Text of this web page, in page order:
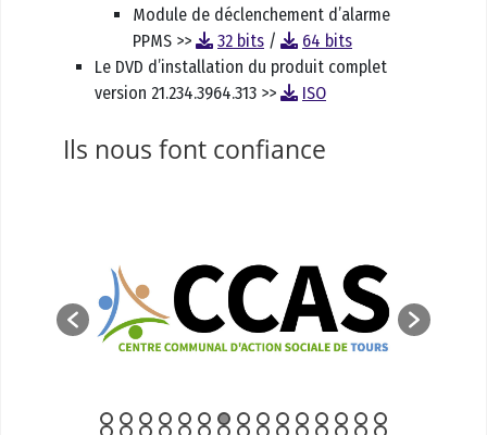
Module de déclenchement d’alarme
PPMS >>
32 bits /
64 bits
Le DVD d’installation du produit complet
version 21.234.3964.313 >>
ISO
Ils nous font confiance